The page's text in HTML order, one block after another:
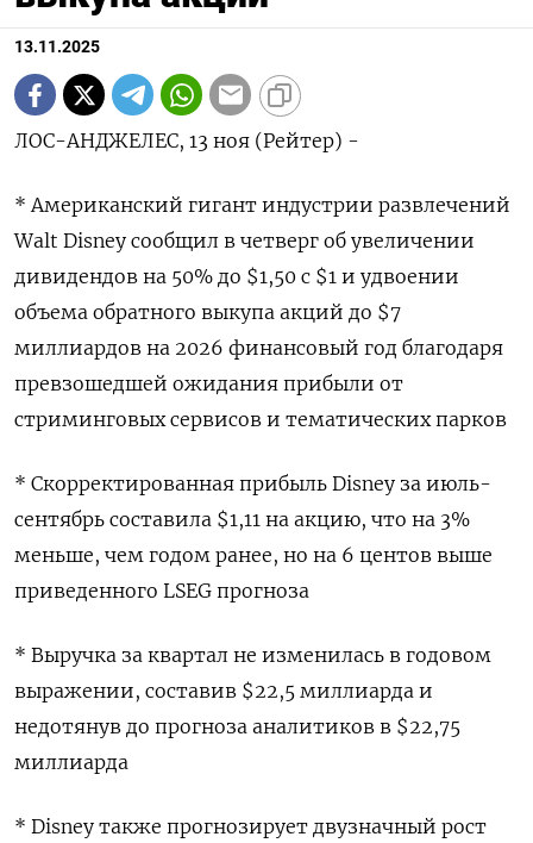
13.11.2025
ЛОС-АНДЖЕЛЕС, 13 ноя (Рейтер) -
* Американский гигант индустрии развлечений
Walt Disney сообщил в четверг об увеличении
дивидендов на 50% до $1,50 с $1 и удвоении
объема обратного выкупа акций до $7
миллиардов на 2026 финансовый год благодаря
превзошедшей ожидания прибыли от
стриминговых сервисов и тематических парков
* Скорректированная прибыль Disney за июль-
сентябрь составила $1,11 на акцию, что на 3%
меньше, чем годом ранее, но на 6 центов выше
приведенного LSEG прогноза
* Выручка за квартал не изменилась в годовом
выражении, составив $22,5 миллиарда и
недотянув до прогноза аналитиков в $22,75
миллиарда
* Disney также прогнозирует двузначный рост